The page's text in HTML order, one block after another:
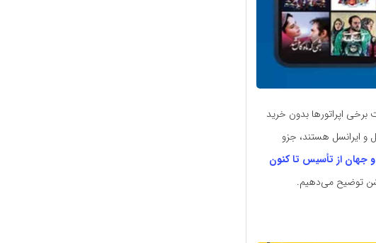
اپراتورها بدون خرید
و ایرانسل هستند، جزو
و جهان از تأسیس تا کنون
توضیح می‌دهیم.